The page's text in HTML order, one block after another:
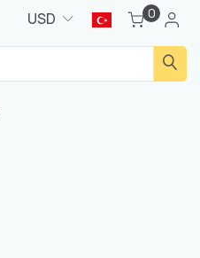
USD 0